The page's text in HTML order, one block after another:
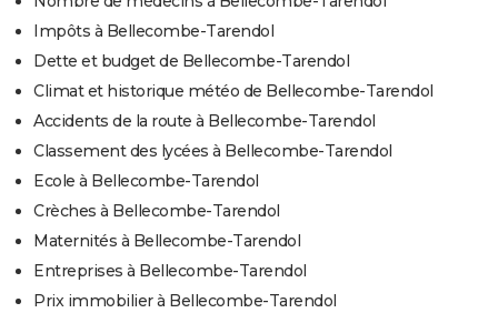
Impôts à Bellecombe-Tarendol
Dette et budget de Bellecombe-Tarendol
Climat et historique météo de Bellecombe-Tarendol
Accidents de la route à Bellecombe-Tarendol
Classement des lycées à Bellecombe-Tarendol
Ecole à Bellecombe-Tarendol
Crèches à Bellecombe-Tarendol
Maternités à Bellecombe-Tarendol
Entreprises à Bellecombe-Tarendol
Prix immobilier à Bellecombe-Tarendol